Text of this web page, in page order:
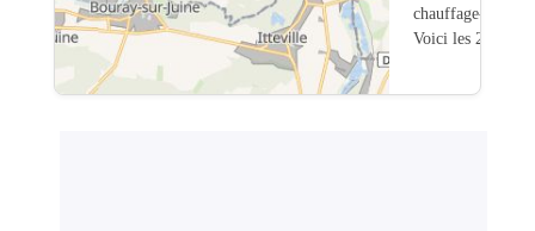
chauffage-
Voici les 20